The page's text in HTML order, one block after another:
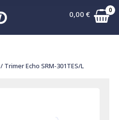
0,00 € 0
/ Trimer Echo SRM-301TES/L